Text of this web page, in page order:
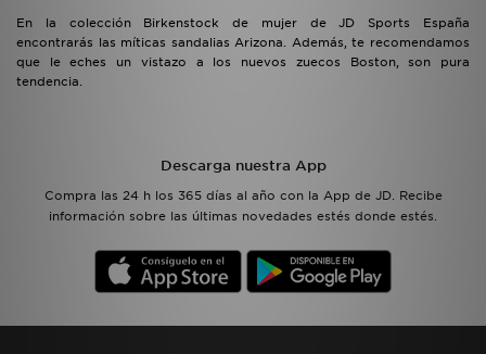
En la colección Birkenstock de mujer de JD Sports España
encontrarás las míticas sandalias Arizona. Además, te recomendamos
que le eches un vistazo a los nuevos zuecos Boston, son pura
tendencia.
Descarga nuestra App
Compra las 24 h los 365 días al año con la App de JD. Recibe
información sobre las últimas novedades estés donde estés.